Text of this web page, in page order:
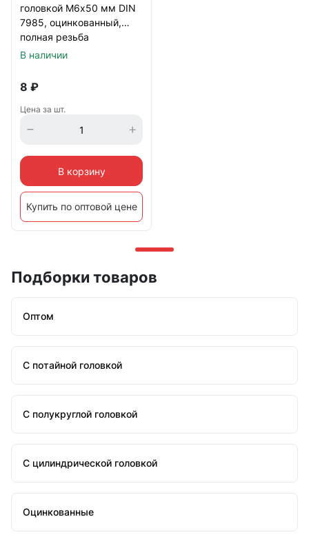
головкой М6х50 мм DIN
7985, оцинкованный,
полная резьба
В наличии
8 ₽
Цена за шт.
В корзину
Купить по оптовой цене
Подборки товаров
Оптом
С потайной головкой
С полукруглой головкой
С цилиндрической головкой
Оцинкованные